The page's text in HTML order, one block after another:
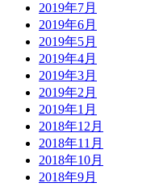
2019年7月
2019年6月
2019年5月
2019年4月
2019年3月
2019年2月
2019年1月
2018年12月
2018年11月
2018年10月
2018年9月